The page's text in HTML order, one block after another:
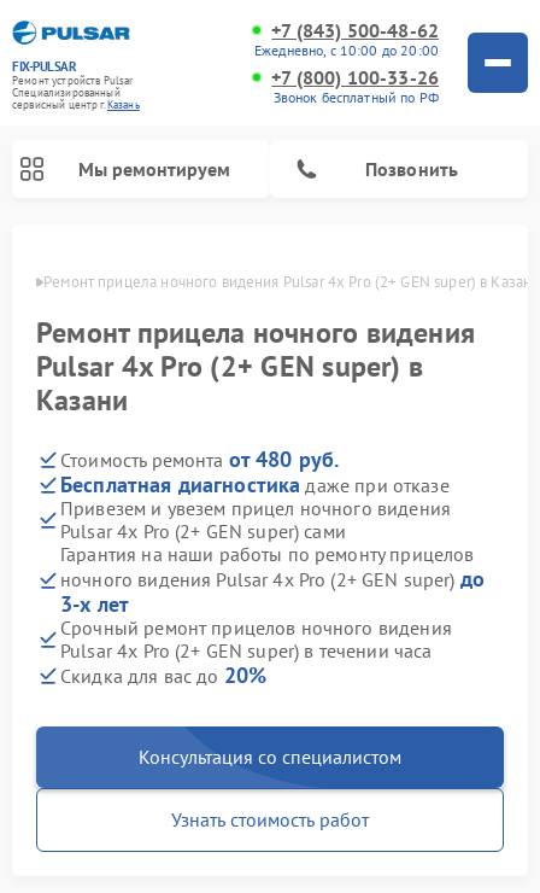
FIX-PULSAR
Ремонт устройств Pulsar
Специализированный
cервисный центр г.Казань
+7 (843) 500-48-62
Ежедневно, с 10:00 до 20:00
+7 (800) 100-33-26
Звонок бесплатный по РФ
Мы ремонтируем Позвонить
Ремонт прицела ночного видения Pulsar 4x Pro (2+ GEN super) в Казани
Ремонт прицела ночного видения
Pulsar 4x Pro (2+ GEN super) в
Казани
Стоимость ремонта от 480 руб.
Бесплатная диагностика даже при отказе
Привезем и увезем прицел ночного видения
Pulsar 4x Pro (2+ GEN super) сами
Гарантия на наши работы по ремонту прицелов
ночного видения Pulsar 4x Pro (2+ GEN super) до
3-х лет
Срочный ремонт прицелов ночного видения
Pulsar 4x Pro (2+ GEN super) в течении часа
Скидка для вас до 20%
Консультация со специалистом
Узнать стоимость работ